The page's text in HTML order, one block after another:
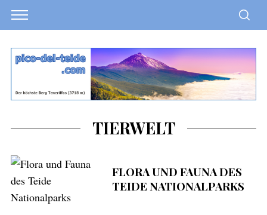
TIERWELT
FLORA UND FAUNA DES
TEIDE NATIONALPARKS